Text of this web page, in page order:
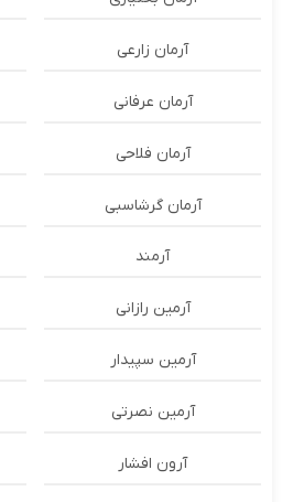
آرمان زارعی
آرمان عرفانی
آرمان فلاحی
آرمان گرشاسبی
آرمند
آرمین رازانی
آرمین سپیدار
آرمین نصرتی
آرون افشار